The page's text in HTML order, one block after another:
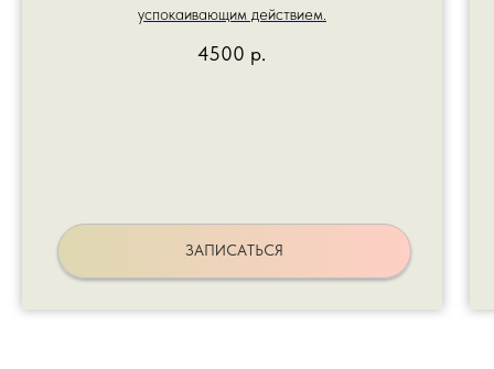
успокаивающим действием.
4500 р.
ЗАПИСАТЬСЯ